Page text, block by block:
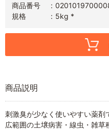
商品番号
規格
5kg *
商品説明
刺激臭が少なく使いやすい薬剤
広範囲の土壌病害・線虫・雑草